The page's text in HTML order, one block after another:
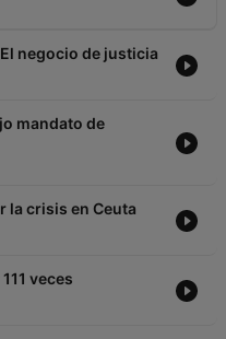
negocio de justicia
mandato de
la crisis en Ceuta
veces